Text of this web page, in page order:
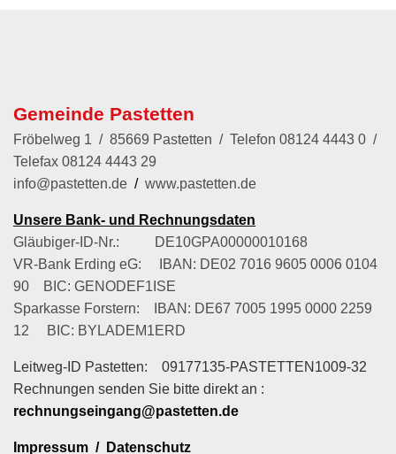
Gemeinde Pastetten
Fröbelweg 1 / 85669 Pastetten / Telefon 08124 4443 0 /
Telefax 08124 4443 29
info@pastetten.de / www.pastetten.de
Unsere Bank- und Rechnungsdaten
Gläubiger-ID-Nr.: DE10GPA00000010168
VR-Bank Erding eG: IBAN: DE02 7016 9605 0006 0104
90 BIC: GENODEF1ISE
Sparkasse Forstern: IBAN: DE67 7005 1995 0000 2259
12 BIC: BYLADEM1ERD
Leitweg-ID Pastetten: 09177135-PASTETTEN1009-32
Rechnungen senden Sie bitte direkt an :
rechnungseingang@pastetten.de
Impressum / Datenschutz